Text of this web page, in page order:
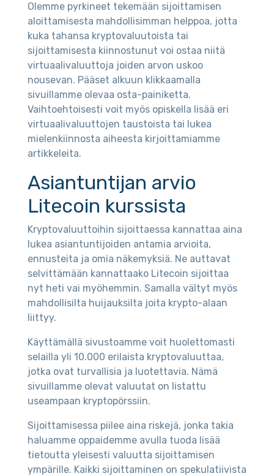
Olemme pyrkineet tekemään sijoittamisen
aloittamisesta mahdollisimman helppoa, jotta
kuka tahansa kryptovaluutoista tai
sijoittamisesta kiinnostunut voi ostaa niitä
virtuaalivaluuttoja joiden arvon uskoo
nousevan. Pääset alkuun klikkaamalla
sivuillamme olevaa osta-painiketta.
Vaihtoehtoisesti voit myös opiskella lisää eri
virtuaalivaluuttojen taustoista tai lukea
mielenkiinnosta aiheesta kirjoittamiamme
artikkeleita.
Asiantuntijan arvio
Litecoin kurssista
Kryptovaluuttoihin sijoittaessa kannattaa aina
lukea asiantuntijoiden antamia arvioita,
ennusteita ja omia näkemyksiä. Ne auttavat
selvittämään kannattaako Litecoin sijoittaa
nyt heti vai myöhemmin. Samalla vältyt myös
mahdollisilta huijauksilta joita krypto-alaan
liittyy.
Käyttämällä sivustoamme voit huolettomasti
selailla yli 10.000 erilaista kryptovaluuttaa,
jotka ovat turvallisia ja luotettavia. Nämä
sivuillamme olevat valuutat on listattu
useampaan kryptopörssiin.
Sijoittamisessa piilee aina riskejä, jonka takia
haluamme oppaidemme avulla tuoda lisää
tietoutta yleisesti valuutta sijoittamisen
ympärille. Kaikki sijoittaminen on spekulatiivista